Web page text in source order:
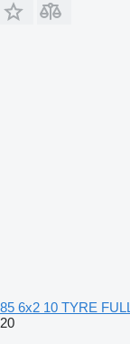
85 6x2 10 TYRE
20